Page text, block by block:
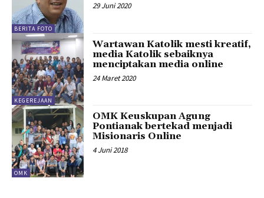
BERITA FOTO
29 Juni 2020
KEGEREJAAN
Wartawan Katolik mesti kreatif,
media Katolik sebaiknya
menciptakan media online
24 Maret 2020
OMK
OMK Keuskupan Agung
Pontianak bertekad menjadi
Misionaris Online
4 Juni 2018